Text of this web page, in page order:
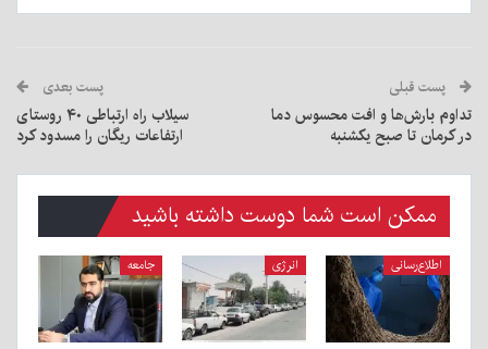
پست قبلی
تداوم بارش‌ها و افت محسوس دما
در کرمان تا صبح یکشنبه
پست بعدی
سیلاب راه ارتباطی ۴۰ روستای
ارتفاعات ریگان را مسدود کرد
ممکن است شما دوست داشته باشید
اطلاع‌رسانی انرژی جامعه